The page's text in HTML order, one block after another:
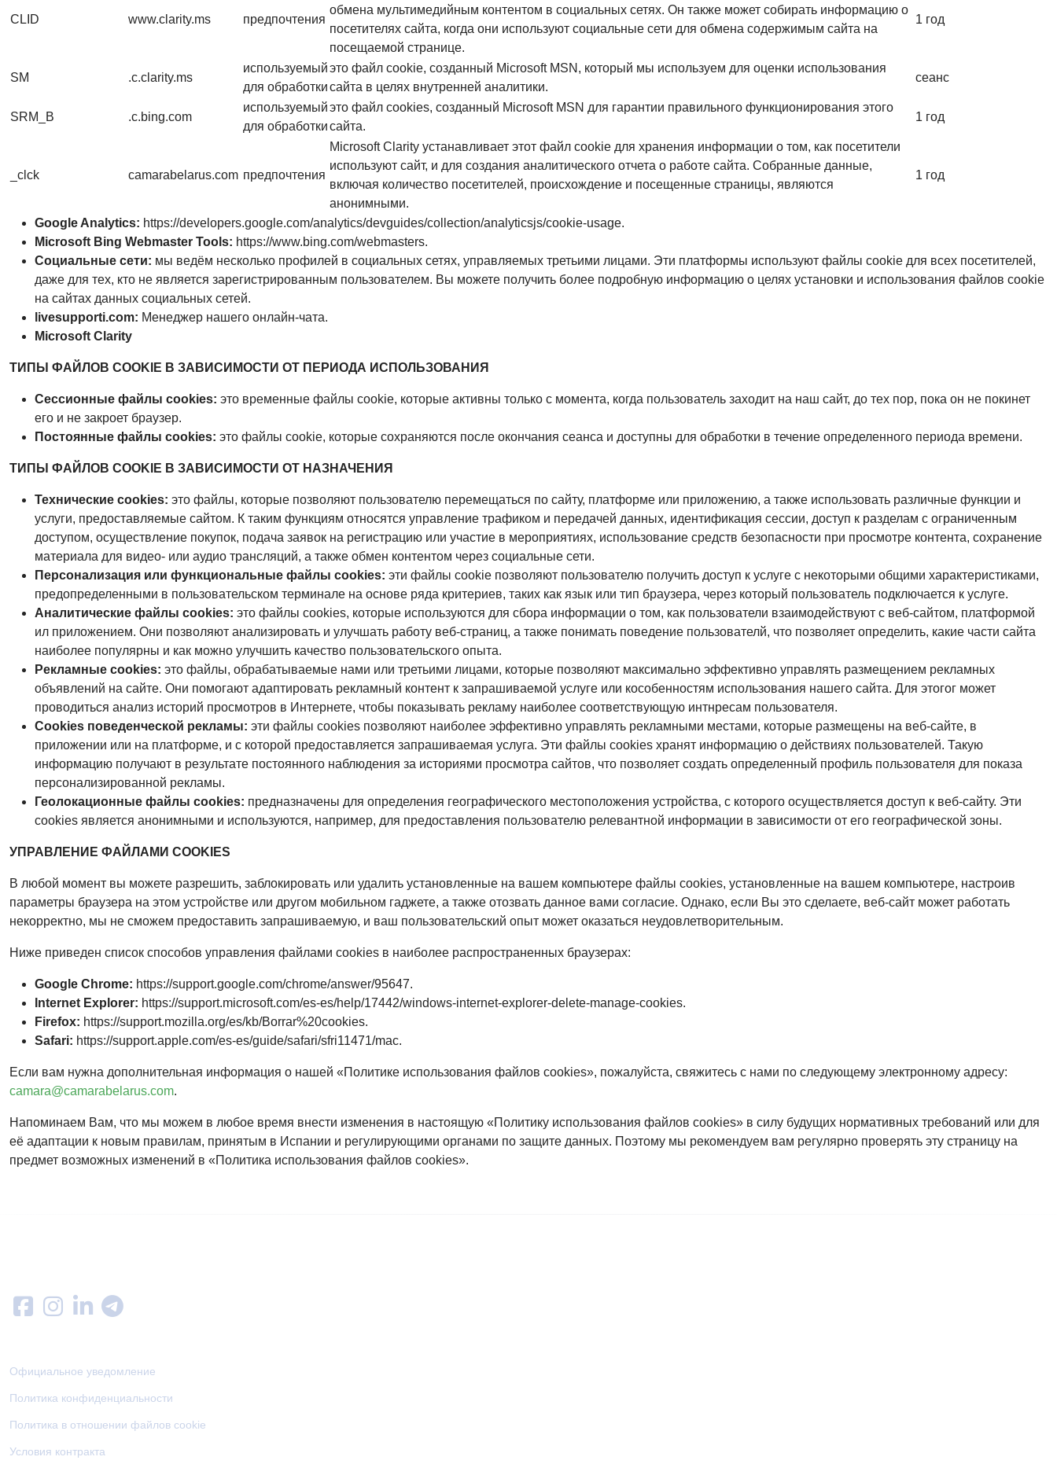
CLID www.clarity.ms предпочтения
обмена мультимедийным контентом в социальных сетях. Он также может собирать информацию о
посетителях сайта, когда они используют социальные сети для обмена содержимым сайта на
посещаемой странице.
1 год
SM .c.clarity.ms
используемый
для обработки
это файл cookie, созданный Microsoft MSN, который мы используем для оценки использования
сайта в целях внутренней аналитики.
сеанс
SRM_B .c.bing.com
используемый
для обработки
это файл cookies, созданный Microsoft MSN для гарантии правильного функционирования этого
сайта.
1 год
_clck camarabelarus.com предпочтения
Microsoft Clarity устанавливает этот файл cookie для хранения информации о том, как посетители
используют сайт, и для создания аналитического отчета о работе сайта. Собранные данные,
включая количество посетителей, происхождение и посещенные страницы, являются
анонимными.
1 год
Google Analytics: https://developers.google.com/analytics/devguides/collection/analyticsjs/cookie-usage.
Microsoft Bing Webmaster Tools: https://www.bing.com/webmasters.
Социальные сети: мы ведём несколько профилей в социальных сетях, управляемых третьими лицами. Эти платформы используют файлы cookie для всех посетителей,
даже для тех, кто не является зарегистрированным пользователем. Вы можете получить более подробную информацию о целях установки и использования файлов cookie
на сайтах данных социальных сетей.
livesupporti.com: Менеджер нашего онлайн-чата.
Microsoft Clarity
ТИПЫ ФАЙЛОВ COOKIE В ЗАВИСИМОСТИ ОТ ПЕРИОДА ИСПОЛЬЗОВАНИЯ
Сессионные файлы cookies: это временные файлы cookie, которые активны только с момента, когда пользователь заходит на наш сайт, до тех пор, пока он не покинет
его и не закроет браузер.
Постоянные файлы cookies: это файлы cookie, которые сохраняются после окончания сеанса и доступны для обработки в течение определенного периода времени.
ТИПЫ ФАЙЛОВ COOKIE В ЗАВИСИМОСТИ ОТ НАЗНАЧЕНИЯ
Технические cookies: это файлы, которые позволяют пользователю перемещаться по сайту, платформе или приложению, а также использовать различные функции и
услуги, предоставляемые сайтом. К таким функциям относятся управление трафиком и передачей данных, идентификация сессии, доступ к разделам с ограниченным
доступом, осуществление покупок, подача заявок на регистрацию или участие в мероприятиях, использование средств безопасности при просмотре контента, сохранение
материала для видео- или аудио трансляций, а также обмен контентом через социальные сети.
Персонализация или функциональные файлы cookies: эти файлы cookie позволяют пользователю получить доступ к услуге с некоторыми общими характеристиками,
предопределенными в пользовательском терминале на основе ряда критериев, таких как язык или тип браузера, через который пользователь подключается к услуге.
Аналитические файлы cookies: это файлы сookies, которые используются для сбора информации о том, как пользователи взаимодействуют с веб-сайтом, платформой
ил приложением. Они позволяют анализировать и улучшать работу веб-страниц, а также понимать поведение пользователй, что позволяет определить, какие части сайта
наиболее популярны и как можно улучшить качество пользовательского опыта.
Рекламные cookies: это файлы, обрабатываемые нами или третьими лицами, которые позволяют максимально эффективно управлять размещением рекламных
объявлений на сайте. Они помогают адаптировать рекламный контент к запрашиваемой услуге или кособенностям использования нашего сайта. Для этогог может
проводиться анализ историй просмотров в Интернете, чтобы показывать рекламу наиболее соответствующую интнресам пользователя.
Cookies поведенческой рекламы: эти файлы cookies позволяют наиболее эффективно управлять рекламными местами, которые размещены на веб-сайте, в
приложении или на платформе, и с которой предоставляется запрашиваемая услуга. Эти файлы cookies хранят информацию о действиях пользователей. Такую
информацию получают в результате постоянного наблюдения за историями просмотра сайтов, что позволяет создать определенный профиль пользователя для показа
персонализированной рекламы.
Геолокационные файлы cookies: предназначены для определения географического местоположения устройства, с которого осуществляется доступ к веб-сайту. Эти
сookies является анонимными и используются, например, для предоставления пользователю релевантной информации в зависимости от его географической зоны.
УПРАВЛЕНИЕ ФАЙЛАМИ COOKIES
В любой момент вы можете разрешить, заблокировать или удалить установленные на вашем компьютере файлы сookies, установленные на вашем компьютере, настроив
параметры браузера на этом устройстве или другом мобильном гаджете, а также отозвать данное вами согласие. Однако, если Вы это сделаете, веб-сайт может работать
некорректно, мы не сможем предоставить запрашиваемую, и ваш пользовательский опыт может оказаться неудовлетворительным.
Ниже приведен список способов управления файлами сookies в наиболее распространенных браузерах:
Google Chrome: https://support.google.com/chrome/answer/95647.
Internet Explorer: https://support.microsoft.com/es-es/help/17442/windows-internet-explorer-delete-manage-cookies.
Firefox: https://support.mozilla.org/es/kb/Borrar%20cookies.
Safari: https://support.apple.com/es-es/guide/safari/sfri11471/mac.
Если вам нужна дополнительная информация о нашей «Политике использования файлов сookies», пожалуйста, свяжитесь с нами по следующему электронному адресу:
camara@camarabelarus.com.
Напоминаем Вам, что мы можем в любое время внести изменения в настоящую «Политику использования файлов сookies» в силу будущих нормативных требований или для
её адаптации к новым правилам, принятым в Испании и регулирующими органами по защите данных. Поэтому мы рекомендуем вам регулярно проверять эту страницу на
предмет возможных изменений в «Политика использования файлов сookies».
Официальное уведомление
Политика конфиденциальности
Политика в отношении файлов cookie
Условия контракта